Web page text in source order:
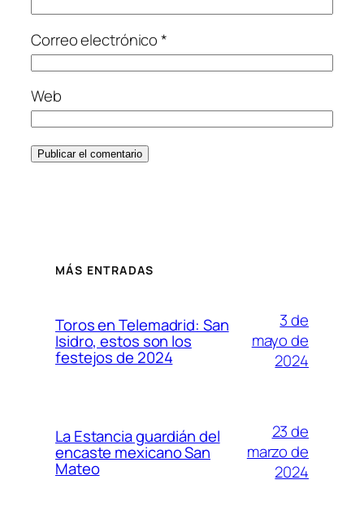
Correo electrónico*
Web
MÁS ENTRADAS
Toros en Telemadrid: San
Isidro, estos son los
festejos de 2024
3 de
mayo de
2024
La Estancia guardián del
encaste mexicano San
Mateo
23 de
marzo de
2024